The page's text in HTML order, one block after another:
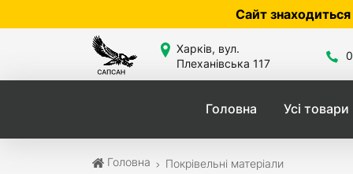
Сайт знаходиться в розробці — по
Харків, вул.
Плеханівська 117
Головна Усі товари
Головна Покрівельні матеріали